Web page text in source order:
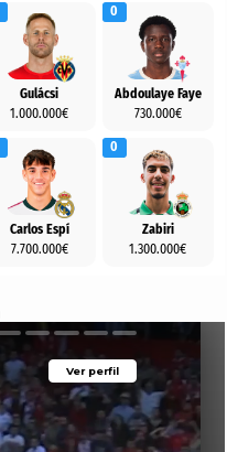
Gulácsi
1.000.000€
Abdoulaye Faye
730.000€
0
Carlos Espí
7.700.000€
Zabiri
1.300.000€
0
Ver perfil
Ver perfil